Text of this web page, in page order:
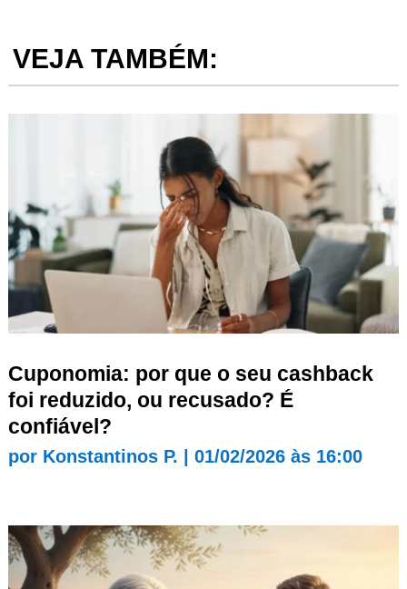
VEJA TAMBÉM:
Cuponomia: por que o seu cashback
foi reduzido, ou recusado? É
confiável?
por Konstantinos P. 01/02/2026 às 16:00